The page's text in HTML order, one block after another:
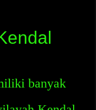
banyak